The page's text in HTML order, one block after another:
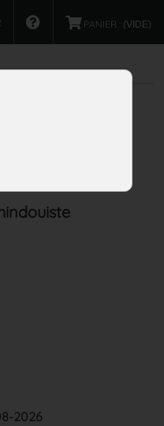
PANIER : (VIDE)
2026